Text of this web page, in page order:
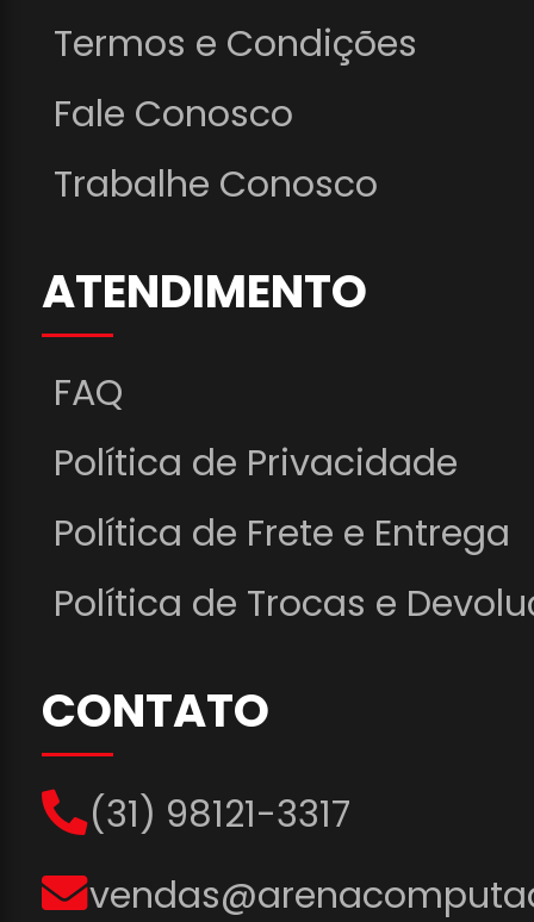
Termos e Condições
Fale Conosco
Trabalhe Conosco
ATENDIMENTO
FAQ
Política de Privacidade
Política de Frete e Entrega
Política de Trocas e
CONTATO
(31) 98121-3317